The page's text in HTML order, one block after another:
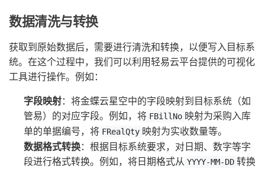
数据清洗与转换
获取到原始数据后，需要进行清洗和转换，以便写入目标系
统。在这个过程中，我们可以利用轻易云平台提供的可视化
工具进行操作。例如：
字段映射：将金蝶云星空中的字段映射到目标系统（如
管易）的对应字段。例如，将 FBillNo 映射为采购入库
单的单据编号，将 FRealQty 映射为实收数量等。
数据格式转换：根据目标系统要求，对日期、数字等字
段进行格式转换。例如，将日期格式从 YYYY-MM-DD 转换